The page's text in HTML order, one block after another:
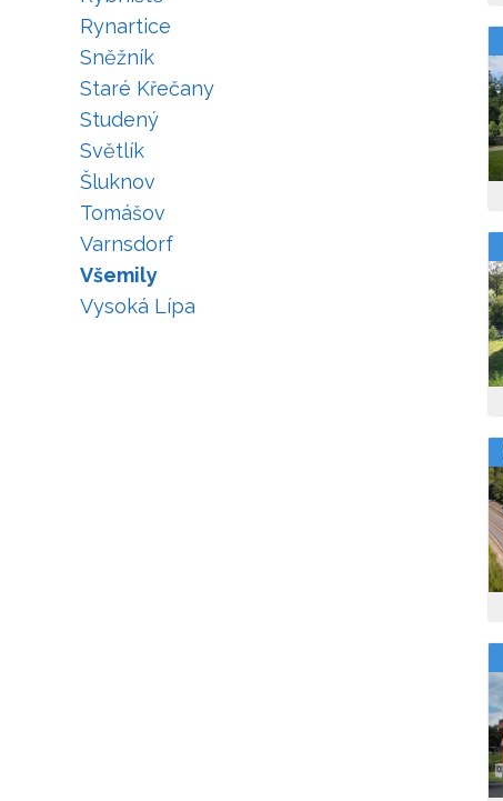
Rynartice
Sněžník
Staré Křečany
Studený
Světlík
Šluknov
Tomášov
Varnsdorf
Všemily
Vysoká Lípa